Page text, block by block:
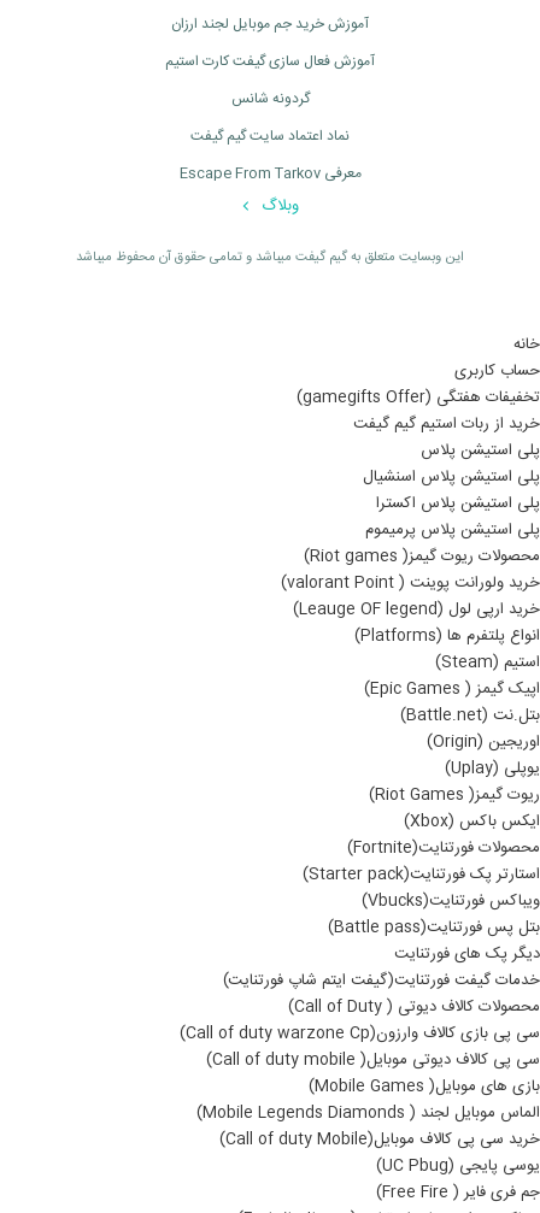
آموزش خرید جم موبایل لجند ارزان
آموزش فعال سازی گیفت کارت استیم
گردونه شانس
نماد اعتماد سایت گیم گیفت
معرفی Escape From Tarkov
وبلاگ
اين وبسايت متعلق به گیم گیفت ميباشد و تمامی حقوق آن محفوظ ميباشد
خانه
حساب کاربری
تخفیفات هفتگی (gamegifts Offer)
خرید از ربات استیم گیم گیفت
پلی استیشن پلاس
پلی استیشن پلاس اسنشیال
پلی استیشن پلاس اکسترا
پلی استیشن پلاس پرمیموم
محصولات ریوت گیمز( Riot games)
خرید ولورانت پوینت ( valorant Point)
خرید ارپی لول (Leauge OF legend)
انواع پلتفرم ها (Platforms)
استیم (Steam)
اپیک گیمز ( Epic Games)
بتل.نت (Battle.net)
اوریجین (Origin)
یوپلی (Uplay)
ریوت گیمز( Riot Games)
ایکس باکس (Xbox)
محصولات فورتنایت(Fortnite)
استارتر پک فورتنایت(Starter pack)
ویباکس فورتنایت(Vbucks)
بتل پس فورتنایت(Battle pass)
دیگر پک های فورتنایت
خدمات گیفت فورتنایت(گیفت ایتم شاپ فورتنایت)
محصولات کالاف دیوتی ( Call of Duty)
سی پی بازی کالاف وارزون(Call of duty warzone Cp)
سی پی کالاف دیوتی موبایل( Call of duty mobile)
بازی های موبایل( Mobile Games)
الماس موبایل لجند ( Mobile Legends Diamonds)
خرید سی پی کالاف موبایل(Call of duty Mobile)
یوسی پایجی (UC Pbug)
جم فری فایر ( Free Fire)